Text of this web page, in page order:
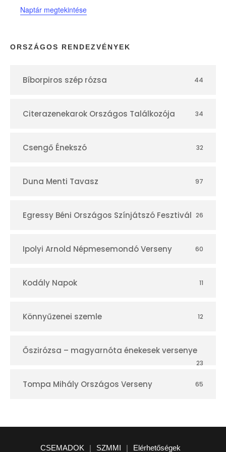
a
p
r
Naptár megtekintése
ORSZÁGOS RENDEZVÉNYEK
Bíborpiros szép rózsa 44
Citerazenekarok Országos Találkozója 34
Csengő Énekszó 32
Duna Menti Tavasz 97
Egressy Béni Országos Színjátszó Fesztivál 26
Ipolyi Arnold Népmesemondó Verseny 60
Kodály Napok 11
Könnyűzenei szemle 12
Őszirózsa – magyarnóta énekesek versenye
23
Tompa Mihály Országos Verseny 65
CSEMADOK | SZMMI | Elérhetőségek